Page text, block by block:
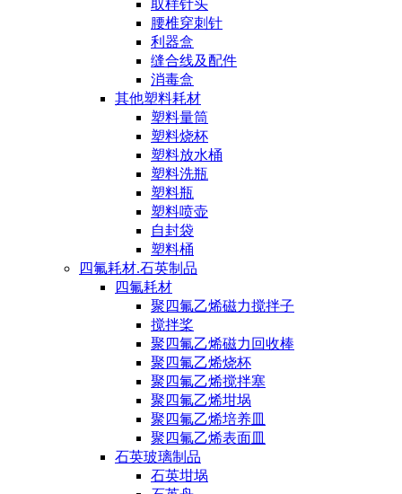
取样针头
腰椎穿刺针
利器盒
缝合线及配件
消毒盒
其他塑料耗材
塑料量筒
塑料烧杯
塑料放水桶
塑料洗瓶
塑料瓶
塑料喷壶
自封袋
塑料桶
四氟耗材.石英制品
四氟耗材
聚四氟乙烯磁力搅拌子
搅拌桨
聚四氟乙烯磁力回收棒
聚四氟乙烯烧杯
聚四氟乙烯搅拌塞
聚四氟乙烯坩埚
聚四氟乙烯培养皿
聚四氟乙烯表面皿
石英玻璃制品
石英坩埚